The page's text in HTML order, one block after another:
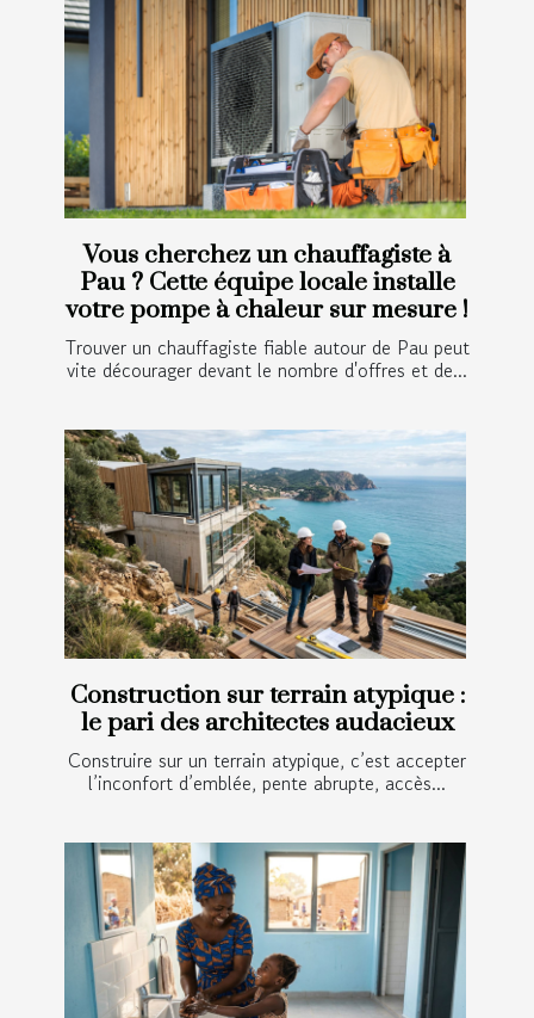
Vous cherchez un chauffagiste à
Pau ? Cette équipe locale installe
votre pompe à chaleur sur mesure !
Trouver un chauffagiste fiable autour de Pau peut
vite décourager devant le nombre d'offres et de...
Construction sur terrain atypique :
le pari des architectes audacieux
Construire sur un terrain atypique, c’est accepter
l’inconfort d’emblée, pente abrupte, accès...